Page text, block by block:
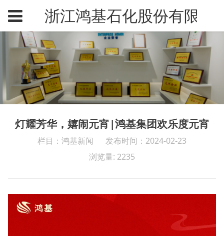
浙江鸿基石化股份有限公
灯耀芳华，嬉闹元宵|鸿基集团欢乐度元宵
栏目：鸿基新闻
发布时间：2024-02-23
浏览量: 2235